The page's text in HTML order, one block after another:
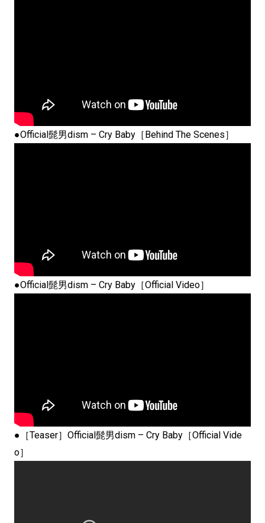
●Official髭男dism – Cry Baby［Behind The Scenes］
●Official髭男dism – Cry Baby［Official Video］
●［Teaser］Official髭男dism – Cry Baby［Official Vide
o］